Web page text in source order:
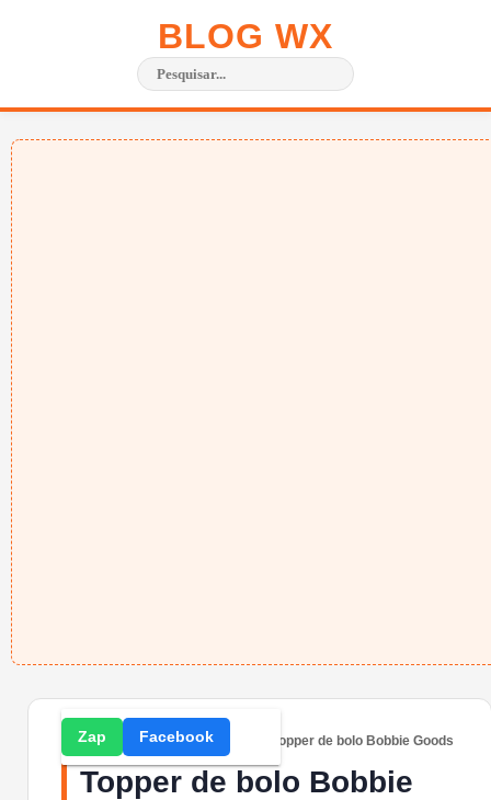
BLOG WX
Home » Festa do Bobbie Goods » Topper de bolo Bobbie Goods
Topper de bolo Bobbie
Zap Facebook